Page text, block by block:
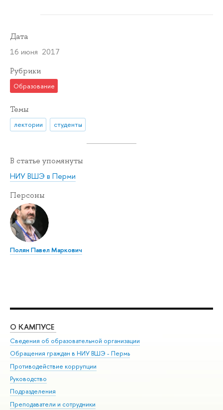
Дата
16 июня 2017
Рубрики
Образование
Темы
лектории студенты
В статье упомянуты
НИУ ВШЭ в Перми
Персоны
Полян Павел Маркович
О КАМПУСЕ
Сведения об образовательной организации
Обращения граждан в НИУ ВШЭ - Пермь
Противодействие коррупции
Руководство
Подразделения
Преподаватели и сотрудники